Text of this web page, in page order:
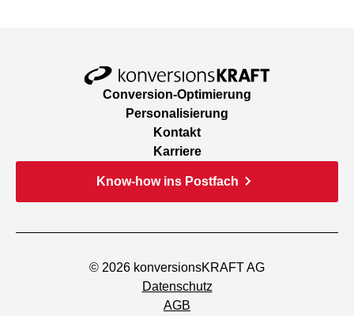
Conversion-Optimierung
Personalisierung
Kontakt
Karriere
Know-how ins Postfach
© 2026 konversionsKRAFT AG
Datenschutz
AGB